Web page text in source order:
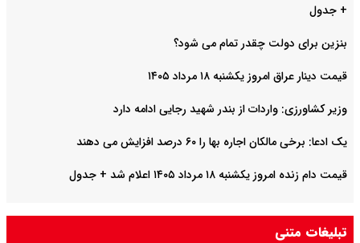
+ جدول
بنزین برای دولت چقدر تمام می شود؟
قیمت دینار عراق امروز یکشنبه ۱۸ مرداد ۱۴۰۵
وزیر کشاورزی: واردات از بندر شهید رجایی ادامه دارد
یک ادعا: برخی مالکان اجاره بها را ۶۰ درصد افزایش می دهند
قیمت دام زنده امروز یکشنبه ۱۸ مرداد ۱۴۰۵ اعلام شد + جدول
تبلیغات متنی